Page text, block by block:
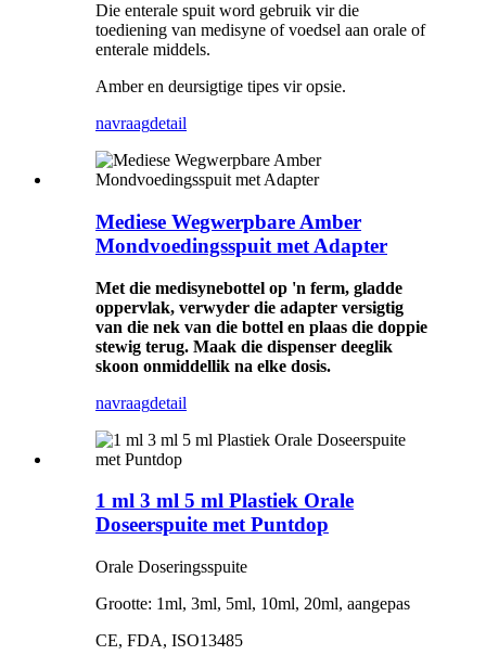
Die enterale spuit word gebruik vir die
toediening van medisyne of voedsel aan orale of
enterale middels.
Amber en deursigtige tipes vir opsie.
navraagdetail
Mediese Wegwerpbare Amber
Mondvoedingsspuit met Adapter
Met die medisynebottel op 'n ferm, gladde
oppervlak, verwyder die adapter versigtig
van die nek van die bottel en plaas die doppie
stewig terug. Maak die dispenser deeglik
skoon onmiddellik na elke dosis.
navraagdetail
1 ml 3 ml 5 ml Plastiek Orale
Doseerspuite met Puntdop
Orale Doseringsspuite
Grootte: 1ml, 3ml, 5ml, 10ml, 20ml, aangepas
CE, FDA, ISO13485